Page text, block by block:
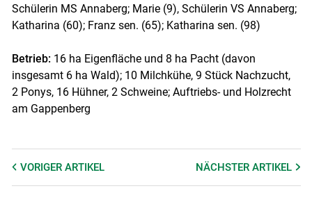
Schülerin MS Annaberg; Marie (9), Schülerin VS Annaberg;
Katharina (60); Franz sen. (65); Katharina sen. (98)
Betrieb:16 ha Eigenfläche und 8 ha Pacht (davon
insgesamt 6 ha Wald); 10 Milchkühe, 9 Stück Nachzucht,
2 Ponys, 16 Hühner, 2 Schweine; Auftriebs- und Holzrecht
am Gappenberg
VORIGER ARTIKEL NÄCHSTERARTIKEL